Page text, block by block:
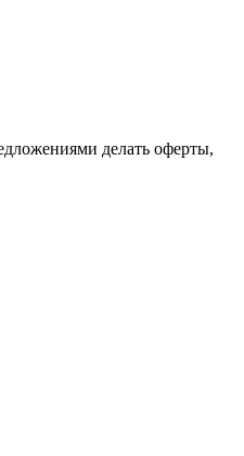
делать оферты,